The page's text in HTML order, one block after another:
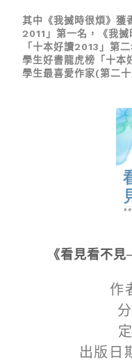
其中《我搣時很煩》獲
2011」第一名，《我
「十本好讀2013」第
學生好書龍虎榜「十本
學生最喜愛作家(第二
《看見看不
作
出版日